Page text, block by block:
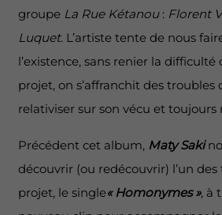
groupe La Rue Kétanou: Florent
Luquet. L’artiste tente de nous
l’existence, sans renier la difficulté
projet, on s’affranchit des troubles
relativiser sur son vécu et
Précédent cet album, Maty Saki
découvrir (ou redécouvrir) l’un
projet, le single« Homonymes », à